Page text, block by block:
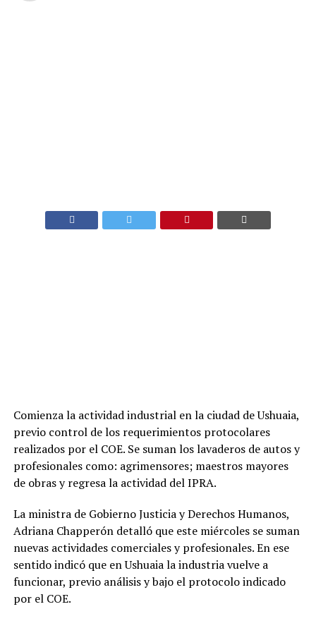
Comienza la actividad industrial en la ciudad de Ushuaia,
previo control de los requerimientos protocolares
realizados por el COE. Se suman los lavaderos de autos y
profesionales como: agrimensores; maestros mayores
de obras y regresa la actividad del IPRA.
La ministra de Gobierno Justicia y Derechos Humanos,
Adriana Chapperón detalló que este miércoles se suman
nuevas actividades comerciales y profesionales. En ese
sentido indicó que en Ushuaia la industria vuelve a
funcionar, previo análisis y bajo el protocolo indicado
por el COE.